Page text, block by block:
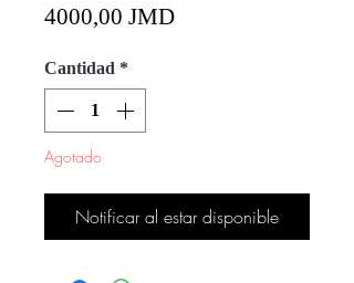
4000,00 JMDPrecio
Cantidad *
Agotado
Notificar al estar disponible